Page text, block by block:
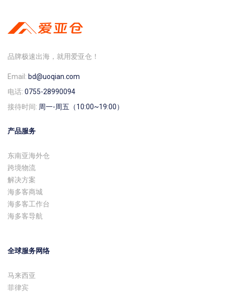
品牌极速出海，就用爱亚仓！
Email: bd@uoqian.com
电话: 0755-28990094
接待时间: 周一-周五（10:00~19:00）
产品服务
东南亚海外仓
跨境物流
解决方案
海多客商城
海多客工作台
海多客导航
全球服务网络
马来西亚
菲律宾